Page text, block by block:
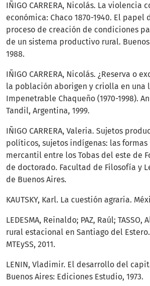
IÑIGO CARRERA, Nicolás. La violencia
económica: Chaco 1870-1940. El papel
proceso de creación de condiciones
de un sistema productivo rural. Buenos
1988.
IÑIGO CARRERA, Nicolás. ¿Reserva o
la población aborigen y criolla en una
Impenetrable Chaqueño (1970-1998).
Tandil, Argentina, 1999.
IÑIGO CARRERA, Valeria. Sujetos
políticos, sujetos indígenas: las
mercantil entre los Tobas del este de
de doctorado. Facultad de Filosofía y
de Buenos Aires.
KAUTSKY, Karl. La cuestión agraria.
LEDESMA, Reinaldo; PAZ, Raúl; TASSO,
rural estacional en Santiago del
MTEySS, 2011.
LENIN, Vladimir. El desarrollo del
Buenos Aires: Ediciones Estudio, 1973.